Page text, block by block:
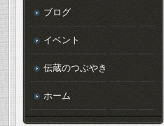
ブログ
イベント
伝蔵のつぶやき
ホーム